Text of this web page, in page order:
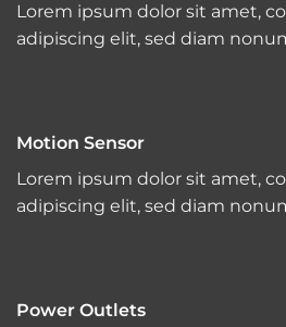
Lorem ipsum dolor sit amet,
adipiscing elit, sed diam
Motion Sensor
Lorem ipsum dolor sit amet,
adipiscing elit, sed diam
Power Outlets